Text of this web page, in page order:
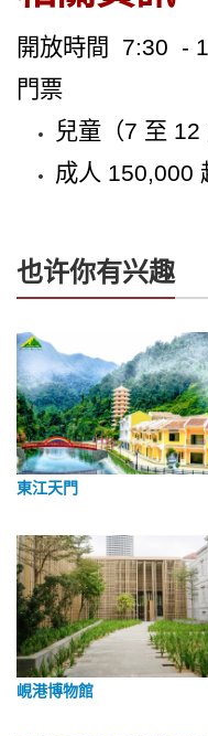
開放時間 7:30 -
門票
兒童（7 至
成人 150,000
也许你有兴趣
東江天門
峴港博物館